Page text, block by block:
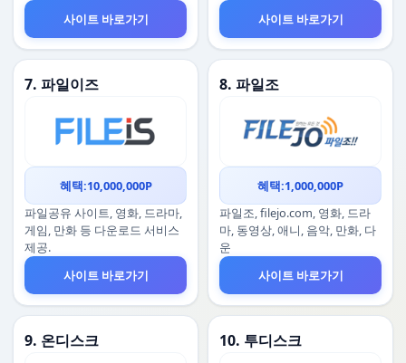
사이트 바로가기
사이트 바로가기
7. 파일이즈
혜택:10,000,000P
파일공유 사이트, 영화, 드라마,
게임, 만화 등 다운로드 서비스
제공.
사이트 바로가기
8. 파일조
혜택:1,000,000P
파일조, filejo.com, 영화, 드라
마, 동영상, 애니, 음악, 만화, 다
운
사이트 바로가기
9. 온디스크 10. 투디스크